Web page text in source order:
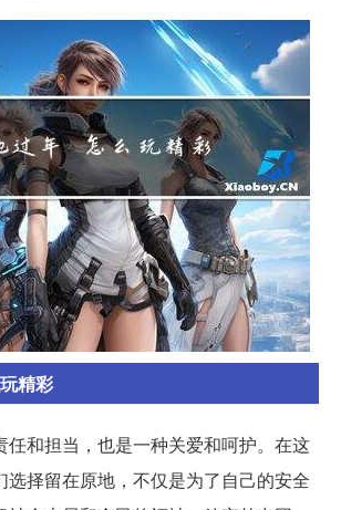
精彩
任和担当，也是一种关爱和呵护。在这
选择留在原地，不仅是为了自己的安全